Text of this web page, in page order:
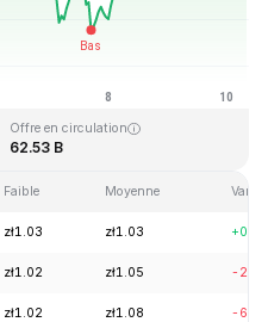
Offre en circulation
62.53 B
Faible Moyenne
zł1.03 zł1.03
zł1.02 zł1.05 -
zł1.02 zł1.08 -